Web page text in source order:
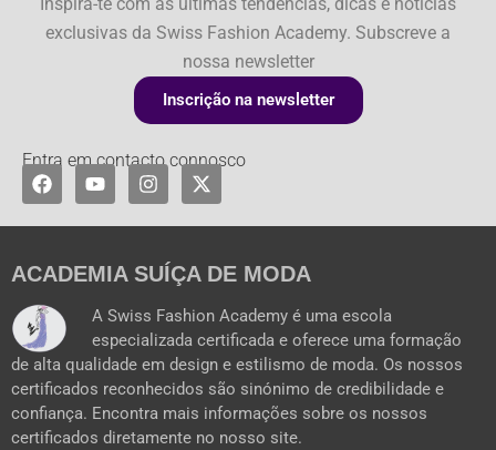
Inspira-te com as últimas tendências, dicas e notícias
exclusivas da Swiss Fashion Academy. Subscreve a
nossa newsletter
Inscrição na newsletter
Entra em contacto connosco
F
a
e
o
k
Y
o
t
b
I
n
t
g
a
m
X
-
w
t
e
r
ACADEMIA SUÍÇA DE MODA
A Swiss Fashion Academy é uma escola
especializada certificada e oferece uma formação
de alta qualidade em design e estilismo de moda. Os nossos
certificados reconhecidos são sinónimo de credibilidade e
confiança. Encontra mais informações sobre os nossos
certificados diretamente no nosso site.